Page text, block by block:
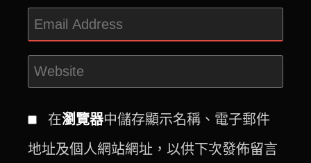
在瀏覽器中儲存顯示名稱、電子郵件
地址及個人網站網址，以供下次發佈留言